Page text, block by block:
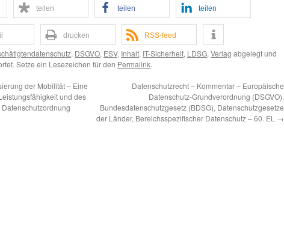
teilen teilen teilen
drucken RSS-feed
, DSGVO, ESV, Inhalt, IT-Sicherheit, LDSG, Verlag abgelegt und
Setze ein Lesezeichen für den Permalink.
der Mobilität – Eine
und des
Datenschutzrecht – Kommentar – Europäische
Datenschutz-Grundverordnung (DSGVO),
Bundesdatenschutzgesetz (BDSG), Datenschutzgesetze
der Länder, Bereichsspezifischer Datenschutz – 60. EL →